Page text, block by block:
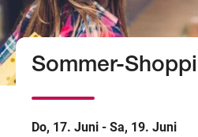
Mittwoch
MITTWOCH
Donnerstag
DONNERSTAG
Sommer-
Do, 17. Juni - Sa, 19. Juni